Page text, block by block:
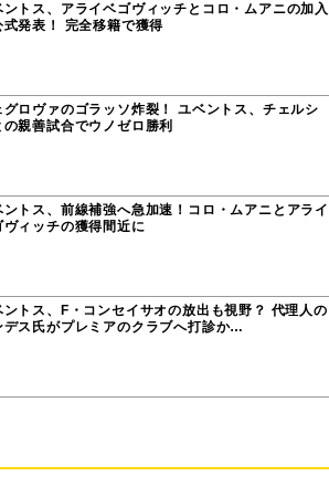
ントス、アライベゴヴィッチとコロ・ムアニの加入
式発表！ 完全移籍で獲得
グロヴァのゴラッソ炸裂！ ユベントス、チェルシ
の親善試合でウノゼロ勝利
ントス、前線補強へ急加速！コロ・ムアニとアライ
ヴィッチの獲得間近に
ントス、F・コンセイサオの放出も視野？ 代理人の
デス氏がプレミアのクラブへ打診か…